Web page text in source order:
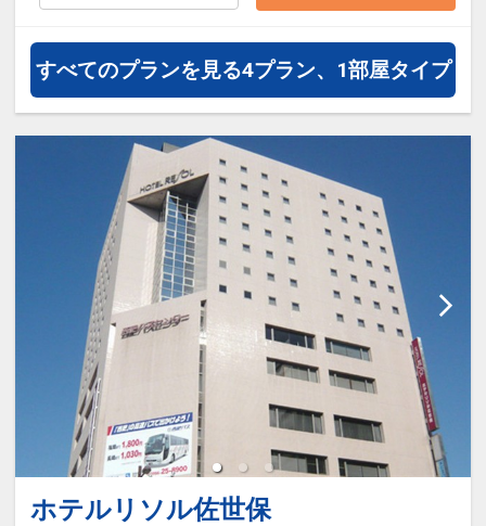
にも最適！
旅行期間中の1泊だけの宿泊や延
泊・飛び泊なども自由自在です。
JALマイレージ会員の方にはフライ
トマイルが50%貯まります。
すべてのプランを見る4プラン、1部屋タイプ
ホテルリソル佐世保